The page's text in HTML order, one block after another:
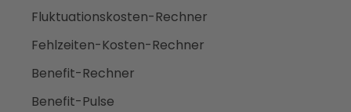
Fluktuationskosten-Rechner
Fehlzeiten-Kosten-Rechner
Benefit-Rechner
Benefit-Pulse